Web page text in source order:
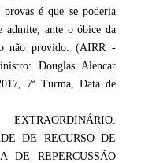
é que se poderia
admite, ante o óbice da
não provido. (AIRR -
Douglas Alencar
7ª Turma, Data de
DE RECURSO DE
DE REPERCUSSÃO